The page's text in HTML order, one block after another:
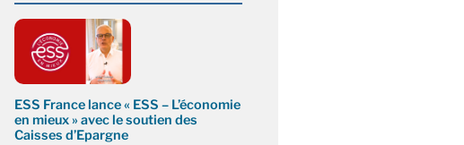
ESS France lance « ESS – L’économie
en mieux » avec le soutien des
Caisses d’Epargne